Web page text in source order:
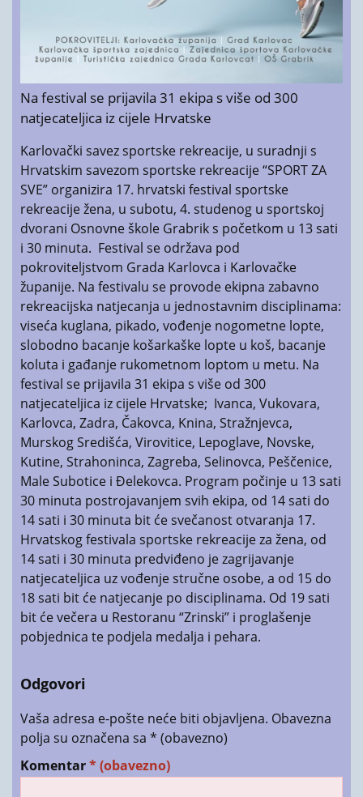
Na festival se prijavila 31 ekipa s više od 300
natjecateljica iz cijele Hrvatske
Karlovački savez sportske rekreacije, u suradnji s
Hrvatskim savezom sportske rekreacije “SPORT ZA
SVE” organizira 17. hrvatski festival sportske
rekreacije žena, u subotu, 4. studenog u sportskoj
dvorani Osnovne škole Grabrik s početkom u 13 sati
i 30 minuta. Festival se održava pod
pokroviteljstvom Grada Karlovca i Karlovačke
županije. Na festivalu se provode ekipna zabavno
rekreacijska natjecanja u jednostavnim disciplinama:
viseća kuglana, pikado, vođenje nogometne lopte,
slobodno bacanje košarkaške lopte u koš, bacanje
koluta i gađanje rukometnom loptom u metu. Na
festival se prijavila 31 ekipa s više od 300
natjecateljica iz cijele Hrvatske; Ivanca, Vukovara,
Karlovca, Zadra, Čakovca, Knina, Stražnjevca,
Murskog Središća, Virovitice, Lepoglave, Novske,
Kutine, Strahoninca, Zagreba, Selinovca, Peščenice,
Male Subotice i Đelekovca. Program počinje u 13 sati
30 minuta postrojavanjem svih ekipa, od 14 sati do
14 sati i 30 minuta bit će svečanost otvaranja 17.
Hrvatskog festivala sportske rekreacije za žena, od
14 sati i 30 minuta predviđeno je zagrijavanje
natjecateljica uz vođenje stručne osobe, a od 15 do
18 sati bit će natjecanje po disciplinama. Od 19 sati
bit će večera u Restoranu “Zrinski” i proglašenje
pobjednica te podjela medalja i pehara.
Odgovori
Vaša adresa e-pošte neće biti objavljena. Obavezna
polja su označena sa * (obavezno)
Komentar* (obavezno)